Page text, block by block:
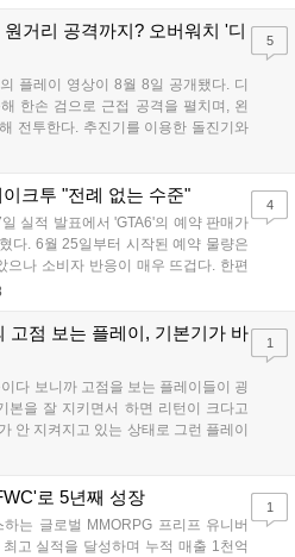
합을 구현하며 시리즈의 미래를 향한
거리 공격까지? 오버워치 '디
플레이 영상이 8월 8일 공개됐다. 디
한손 검으로 근접 공격을 펼치며, 왼
전투한다. 추진기를 이용한 돌진기와
했고, 메카 파괴 시 맨몸으로 기관총을
해 정식 출시될 예정이다....
5
크투 "전례 없는 수준"
실적 발표에서 'GTA6'의 예약 판매가
다. 6월 25일부터 시작된 예약 물량은
으나 소비자 반응이 매우 뜨겁다. 한편
리즈 X|S로 정식 출시될 예정이며, 록
Extended Look'을 최초 공개할 계획
4
고점 보는 플레이, 기본기가 바
다 보니까 고점을 보는 플레이들이 굉
본을 잘 지키면서 하면 리턴이 크다고
안 지켜지고 있는 상태로 그런 플레이
로 안 좋은 사고가 계속 많이 났던 것
1
로 5년째 성장
는 글로벌 MMORPG 프리프 유니버
고 실적을 달성하며 누적 매출 1천억
1